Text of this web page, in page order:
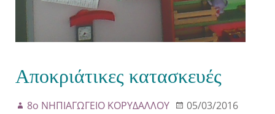
Αποκριάτικες κατασκευές
8ο ΝΗΠΙΑΓΩΓΕΙΟ ΚΟΡΥΔΑΛΛΟΥ 05/03/2016